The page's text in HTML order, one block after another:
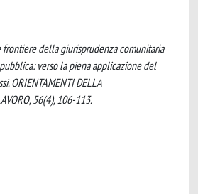
frontiere della giurisprudenza comunitaria
verso la piena applicazione del
ORIENTAMENTI DELLA
56(4), 106-113.